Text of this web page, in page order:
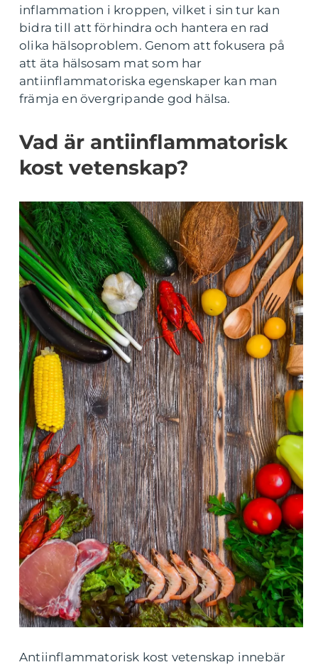
inflammation i kroppen, vilket i sin tur kan
bidra till att förhindra och hantera en rad
olika hälsoproblem. Genom att fokusera på
att äta hälsosam mat som har
antiinflammatoriska egenskaper kan man
främja en övergripande god hälsa.
Vad är antiinflammatorisk
kost vetenskap?
Antiinflammatorisk kost vetenskap innebär